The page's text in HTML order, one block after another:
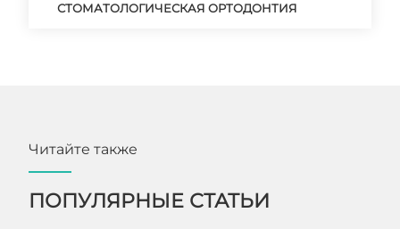
СТОМАТОЛОГИЧЕСКАЯ ОРТОДОНТИЯ
Читайте также
ПОПУЛЯРНЫЕ СТАТЬИ